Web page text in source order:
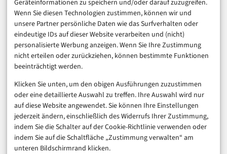
Geräteinformationen zu speichern und/oder darauf zuzugreifen.
Wenn Sie diesen Technologien zustimmen, können wir und
unsere Partner persönliche Daten wie das Surfverhalten oder
eindeutige IDs auf dieser Website verarbeiten und (nicht)
personalisierte Werbung anzeigen. Wenn Sie Ihre Zustimmung
nicht erteilen oder zurückziehen, können bestimmte Funktionen
beeinträchtigt werden.
Klicken Sie unten, um den obigen Ausführungen zuzustimmen
oder eine detaillierte Auswahl zu treffen. Ihre Auswahl wird nur
auf diese Website angewendet. Sie können Ihre Einstellungen
jederzeit ändern, einschließlich des Widerrufs Ihrer Zustimmung,
indem Sie die Schalter auf der Cookie-Richtlinie verwenden oder
indem Sie auf die Schaltfläche „Zustimmung verwalten“ am
unteren Bildschirmrand klicken.
Gründer überlegt, eine App zu bauen: Cross-Plattform
lohnt sich für viele Fälle, native bleibt unverzichtbar für
anspruchsvolle Anwendungen, und On-Device-KI wird
in zwei Jahren kein Differenziator mehr sein – sondern
die Erwartung.
Und die Frage, die mich dabei am meisten beschäftigt:
Wenn KI-Apps uns immer besser kennen – wer
entscheidet eigentlich, was sie mit diesem Wissen
machen?